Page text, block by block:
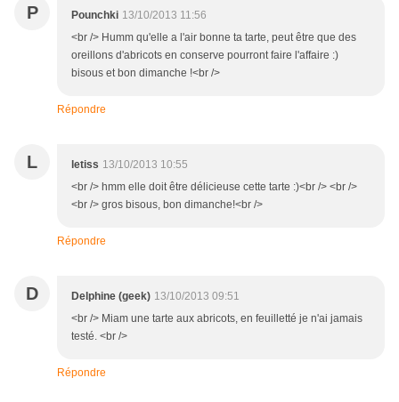
P Pounchki 13/10/2013 11:56
<br /> Humm qu'elle a l'air bonne ta tarte, peut être que des
oreillons d'abricots en conserve pourront faire l'affaire :)
bisous et bon dimanche !<br />
Répondre
L letiss 13/10/2013 10:55
<br /> hmm elle doit être délicieuse cette tarte :)<br /> <br />
<br /> gros bisous, bon dimanche!<br />
Répondre
D Delphine (geek) 13/10/2013 09:51
<br /> Miam une tarte aux abricots, en feuilletté je n'ai jamais
testé. <br />
Répondre